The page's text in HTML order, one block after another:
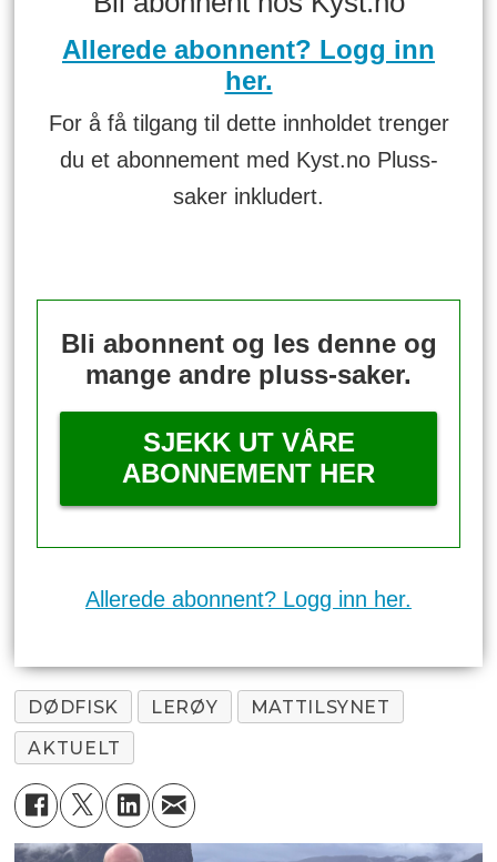
Allerede abonnent? Logg inn
her.
For å få tilgang til dette innholdet trenger
du et abonnement med Kyst.no Pluss-
saker inkludert.
Bli abonnent og les denne og
mange andre pluss-saker.
SJEKK UT VÅRE
ABONNEMENT HER
Allerede abonnent? Logg inn her.
DØDFISK LERØY
MATTILSYNET
AKTUELT